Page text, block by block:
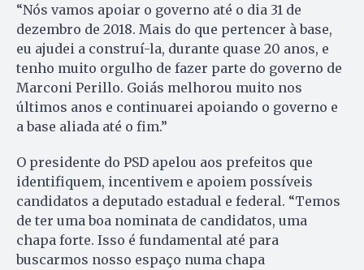
“Nós vamos apoiar o governo até o dia 31 de
dezembro de 2018. Mais do que pertencer à base,
eu ajudei a construí-la, durante quase 20 anos, e
tenho muito orgulho de fazer parte do governo de
Marconi Perillo. Goiás melhorou muito nos
últimos anos e continuarei apoiando o governo e
a base aliada até o fim.”
O presidente do PSD apelou aos prefeitos que
identifiquem, incentivem e apoiem possíveis
candidatos a deputado estadual e federal. “Temos
de ter uma boa nominata de candidatos, uma
chapa forte. Isso é fundamental até para
buscarmos nosso espaço numa chapa